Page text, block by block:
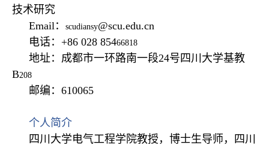
技术研究
Email：
scudiansy@scu.edu.cn
电话：+86 028 85466818
地址：成都市一环路南一段24号四川大学基教
B208
邮编：610065
个人简介
四川大学电气工程学院教授，博士生导师，
四川